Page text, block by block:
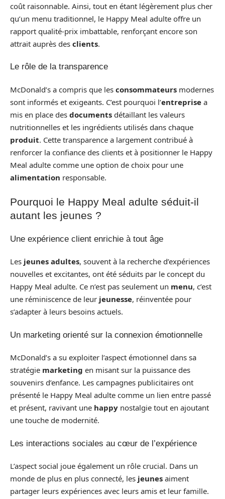
coût raisonnable. Ainsi, tout en étant légèrement plus cher
qu’un menu traditionnel, le Happy Meal adulte offre un
rapport qualité-prix imbattable, renforçant encore son
attrait auprès des clients.
Le rôle de la transparence
McDonald’s a compris que les consommateurs modernes
sont informés et exigeants. C’est pourquoi l’entreprise a
mis en place des documents détaillant les valeurs
nutritionnelles et les ingrédients utilisés dans chaque
produit. Cette transparence a largement contribué à
renforcer la confiance des clients et à positionner le Happy
Meal adulte comme une option de choix pour une
alimentation responsable.
Pourquoi le Happy Meal adulte séduit-il
autant les jeunes ?
Une expérience client enrichie à tout âge
Les jeunes adultes, souvent à la recherche d’expériences
nouvelles et excitantes, ont été séduits par le concept du
Happy Meal adulte. Ce n’est pas seulement un menu, c’est
une réminiscence de leur jeunesse, réinventée pour
s’adapter à leurs besoins actuels.
Un marketing orienté sur la connexion émotionnelle
McDonald’s a su exploiter l’aspect émotionnel dans sa
stratégie marketing en misant sur la puissance des
souvenirs d’enfance. Les campagnes publicitaires ont
présenté le Happy Meal adulte comme un lien entre passé
et présent, ravivant une happy nostalgie tout en ajoutant
une touche de modernité.
Les interactions sociales au cœur de l’expérience
L’aspect social joue également un rôle crucial. Dans un
monde de plus en plus connecté, les jeunes aiment
partager leurs expériences avec leurs amis et leur famille.